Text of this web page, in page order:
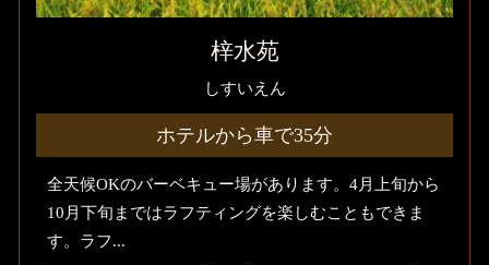
梓水苑
しすいえん
ホテルから車で35分
全天候OKのバーベキュー場があります。4月上旬から
10月下旬まではラフティングを楽しむこともできま
す。ラフ...